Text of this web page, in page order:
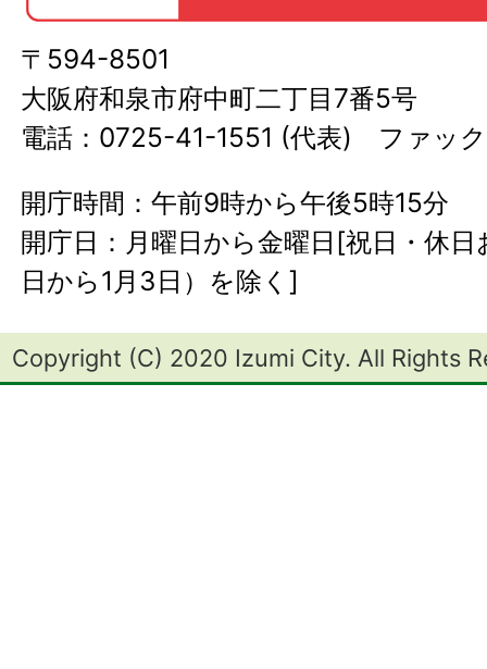
〒594-8501
大阪府和泉市府中町二丁目7番5号
電話：0725-41-1551 (代表) ファッ
開庁時間：午前9時から午後5時15分
開庁日：月曜日から金曜日[祝日・休
日から1月3日）を除く]
Copyright (C) 2020 Izumi City. All Rights